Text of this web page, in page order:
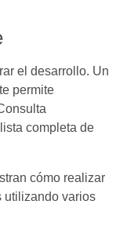
el desarrollo. Un
permite
completa de
cómo realizar
utilizando varios